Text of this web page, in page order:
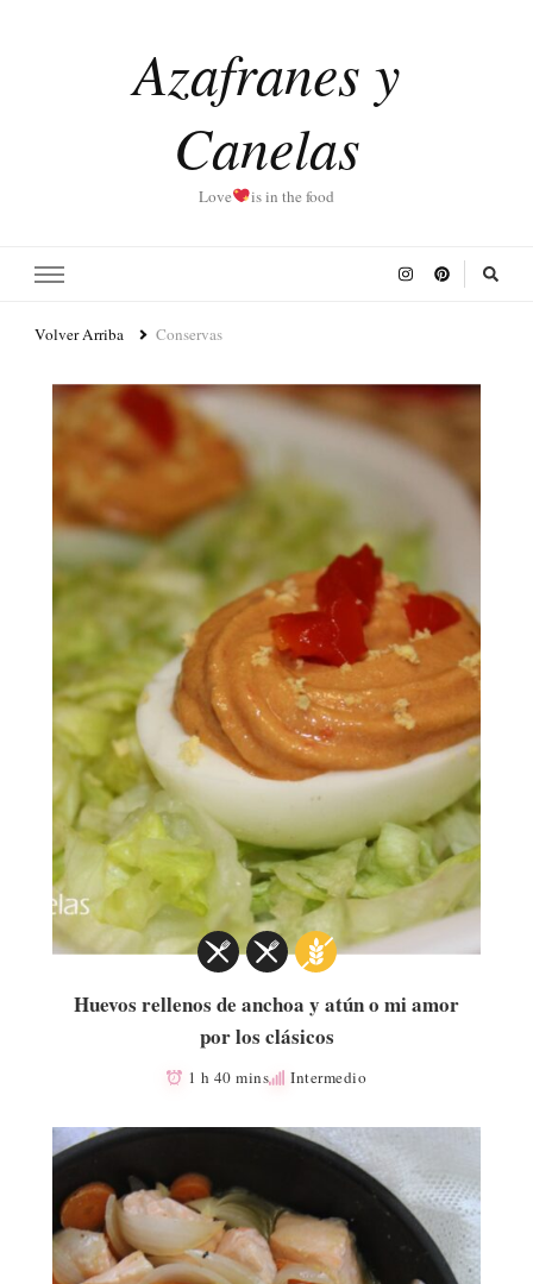
Azafranes y
Canelas
Love is in the food
Volver Arriba Conservas
Huevos rellenos de anchoa y atún o mi amor
por los clásicos
1 h 40 mins Intermedio